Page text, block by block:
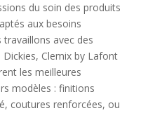
du soin des produits
aux besoins
travaillons avec des
Clemix by Lafont
les meilleures
modèles : finitions
coutures renforcées, ou